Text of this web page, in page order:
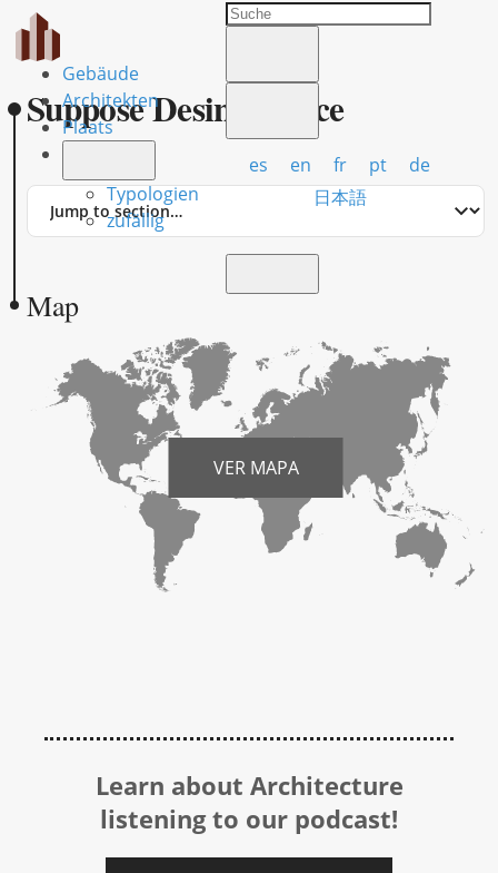
Gebäude
Architekten
Plaats
Typologien
zufällig
es en fr pt
de
日本語
Suppose Desing Office
Jump
Map
VER MAPA
Learn about Architecture
listening to our podcast!